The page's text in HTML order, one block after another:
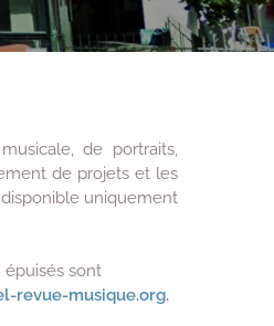
de portraits,
de projets et les
uniquement
sont
revue-musique.org.